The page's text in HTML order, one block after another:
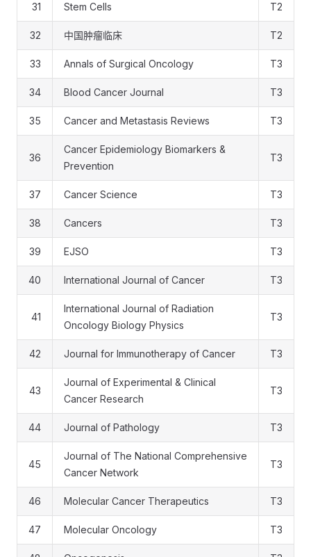
31 Stem Cells T2
32 中国肿瘤临床 T2
33 Annals of Surgical Oncology T3
34 Blood Cancer Journal T3
35 Cancer and Metastasis Reviews T3
36
Cancer Epidemiology Biomarkers &
Prevention
T3
37 Cancer Science T3
38 Cancers T3
39 EJSO T3
40 International Journal of Cancer T3
41
International Journal of Radiation
Oncology Biology Physics
T3
42 Journal for Immunotherapy of Cancer T3
43
Journal of Experimental & Clinical
Cancer Research
T3
44 Journal of Pathology T3
45
Journal of The National Comprehensive
Cancer Network
T3
46 Molecular Cancer Therapeutics T3
47 Molecular Oncology T3